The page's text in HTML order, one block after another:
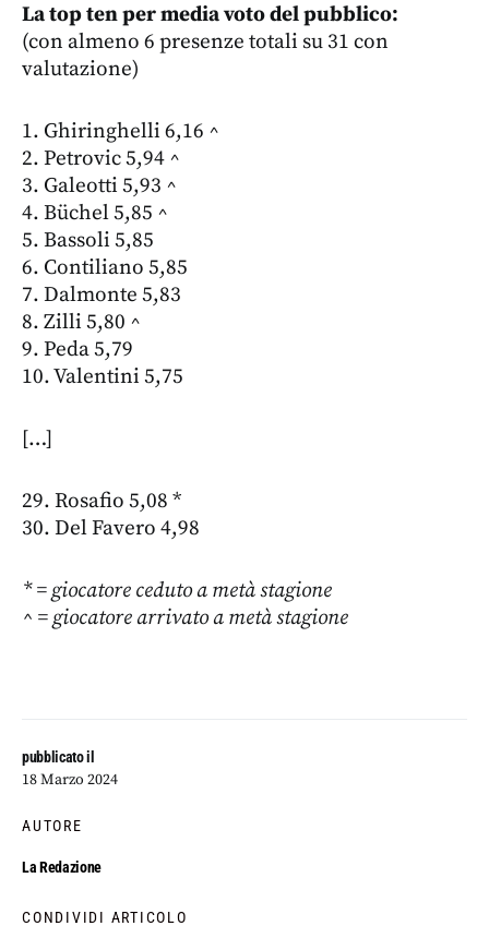
pubblicato il
18 Marzo 2024
AUTORE
La Redazione
CONDIVIDI ARTICOLO
La top ten per media voto del pubblico:
(con almeno 6 presenze totali su 31 con
valutazione)
1. Ghiringhelli 6,16 ^
2. Petrovic 5,94 ^
3. Galeotti 5,93 ^
4. Büchel 5,85 ^
5. Bassoli 5,85
6. Contiliano 5,85
7. Dalmonte 5,83
8. Zilli 5,80 ^
9. Peda 5,79
10. Valentini 5,75
[…]
29. Rosafio 5,08 *
30. Del Favero 4,98
* = giocatore ceduto a metà stagione
^ = giocatore arrivato a metà stagione